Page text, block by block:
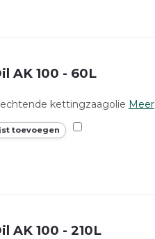
AK 100 - 60L
kettingzaagolie Meer
toevoegen
AK 100 - 210L